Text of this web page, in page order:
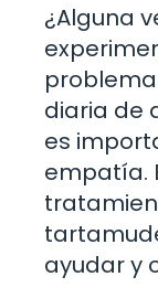
¿Alguna
diaria de
es
empatía.
ayudar y